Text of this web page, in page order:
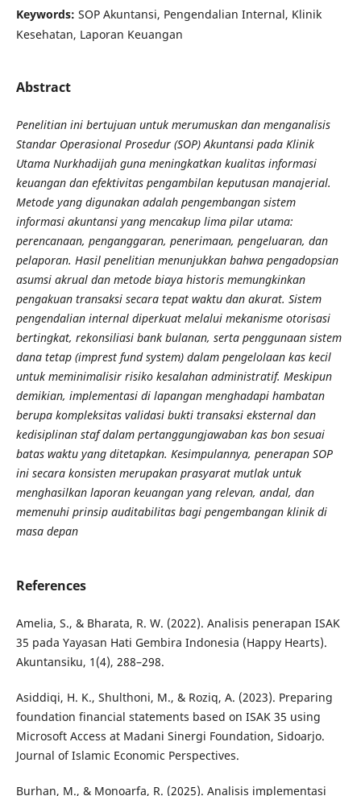
Keywords: SOP Akuntansi, Pengendalian Internal, Klinik
Kesehatan, Laporan Keuangan
Abstract
Penelitian ini bertujuan untuk merumuskan dan menganalisis
Standar Operasional Prosedur (SOP) Akuntansi pada Klinik
Utama Nurkhadijah guna meningkatkan kualitas informasi
keuangan dan efektivitas pengambilan keputusan manajerial.
Metode yang digunakan adalah pengembangan sistem
informasi akuntansi yang mencakup lima pilar utama:
perencanaan, penganggaran, penerimaan, pengeluaran, dan
pelaporan. Hasil penelitian menunjukkan bahwa pengadopsian
asumsi akrual dan metode biaya historis memungkinkan
pengakuan transaksi secara tepat waktu dan akurat. Sistem
pengendalian internal diperkuat melalui mekanisme otorisasi
bertingkat, rekonsiliasi bank bulanan, serta penggunaan sistem
dana tetap (imprest fund system) dalam pengelolaan kas kecil
untuk meminimalisir risiko kesalahan administratif. Meskipun
demikian, implementasi di lapangan menghadapi hambatan
berupa kompleksitas validasi bukti transaksi eksternal dan
kedisiplinan staf dalam pertanggungjawaban kas bon sesuai
batas waktu yang ditetapkan. Kesimpulannya, penerapan SOP
ini secara konsisten merupakan prasyarat mutlak untuk
menghasilkan laporan keuangan yang relevan, andal, dan
memenuhi prinsip auditabilitas bagi pengembangan klinik di
masa depan
References
Amelia, S., & Bharata, R. W. (2022). Analisis penerapan ISAK
35 pada Yayasan Hati Gembira Indonesia (Happy Hearts).
Akuntansiku, 1(4), 288–298.
Asiddiqi, H. K., Shulthoni, M., & Roziq, A. (2023). Preparing
foundation financial statements based on ISAK 35 using
Microsoft Access at Madani Sinergi Foundation, Sidoarjo.
Journal of Islamic Economic Perspectives.
Burhan, M., & Monoarfa, R. (2025). Analisis implementasi